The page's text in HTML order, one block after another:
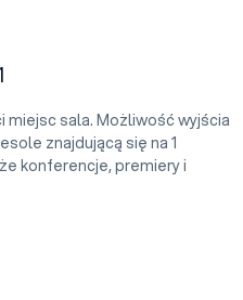
sala. Możliwość wyjścia
znajdującą się na 1
konferencje, premiery i